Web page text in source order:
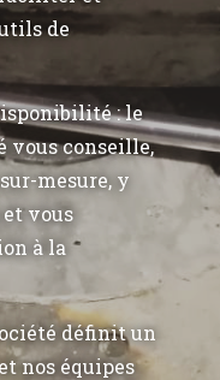
de
: le
vous conseille,
mesure, y
vous
à la
définit un
nos équipes